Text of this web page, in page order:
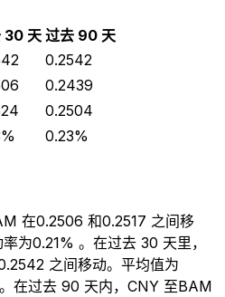
30 天 过去 90 天
0.2542
0.2439
0.2504
0.23%
在0.2506 和0.2517 之间移
为0.21% 。在过去 30 天里，
之间移动。平均值为
在过去 90 天内，CNY 至BAM